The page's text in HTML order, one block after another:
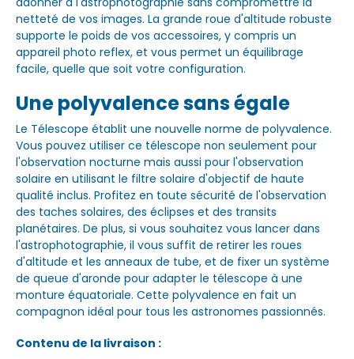
netteté de vos images. La grande roue d'altitude robuste
supporte le poids de vos accessoires, y compris un
appareil photo reflex, et vous permet un équilibrage
facile, quelle que soit votre configuration.
Une polyvalence sans égale
Le Télescope établit une nouvelle norme de polyvalence.
Vous pouvez utiliser ce télescope non seulement pour
l'observation nocturne mais aussi pour l'observation
solaire en utilisant le filtre solaire d'objectif de haute
qualité inclus. Profitez en toute sécurité de l'observation
des taches solaires, des éclipses et des transits
planétaires. De plus, si vous souhaitez vous lancer dans
l'astrophotographie, il vous suffit de retirer les roues
d'altitude et les anneaux de tube, et de fixer un système
de queue d'aronde pour adapter le télescope à une
monture équatoriale. Cette polyvalence en fait un
compagnon idéal pour tous les astronomes passionnés.
Contenu de la livraison :